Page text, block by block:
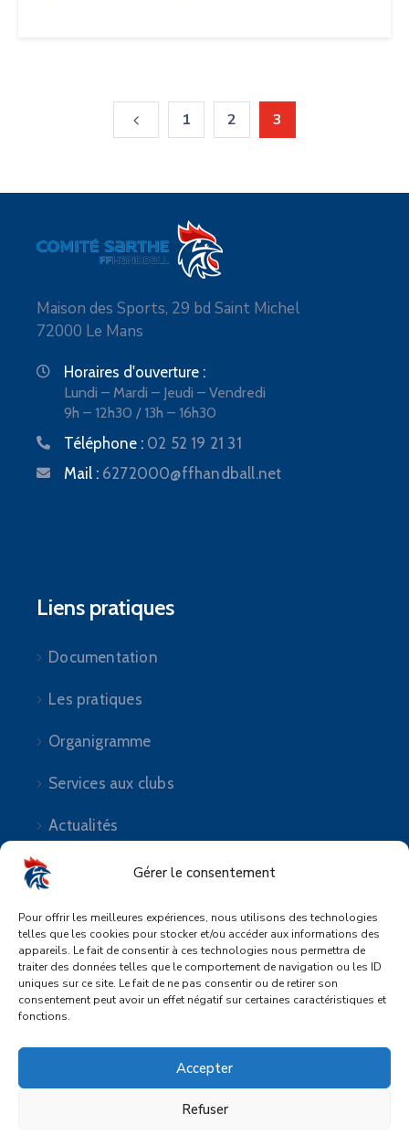
Gérer le consentement
Pour offrir les meilleures expériences, nous utilisons des technologies
telles que les cookies pour stocker et/ou accéder aux informations des
appareils. Le fait de consentir à ces technologies nous permettra de
traiter des données telles que le comportement de navigation ou les ID
uniques sur ce site. Le fait de ne pas consentir ou de retirer son
consentement peut avoir un effet négatif sur certaines caractéristiques et
fonctions.
Accepter
Refuser
1 2 3
Maison des Sports, 29 bd Saint Michel
72000 Le Mans
Horaires d'ouverture :
Lundi – Mardi – Jeudi – Vendredi
9h – 12h30 / 13h – 16h30
Téléphone : 02 52 19 21 31
Mail : 6272000@ffhandball.net
Liens pratiques
Documentation
Les pratiques
Organigramme
Services aux clubs
Actualités
Suivez-nous
|Plan de site
© Copyright 2023 – Design : Üna Design –